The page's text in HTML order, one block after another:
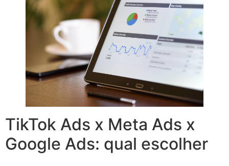
TikTok Ads x Meta Ads x
Google Ads: qual escolher